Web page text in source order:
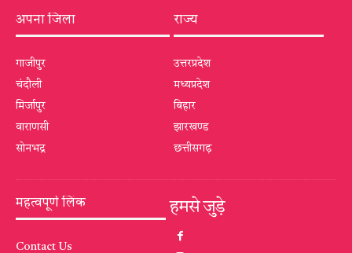
अपना जिला
गाजीपुर
चंदौली
मिर्जापुर
वाराणसी
सोनभद्र
राज्य
उत्तरप्रदेश
मध्यप्रदेश
बिहार
झारखण्ड
छत्तीसगढ़
महत्वपूर्ण लिंक
Contact Us
हमसे जुड़े